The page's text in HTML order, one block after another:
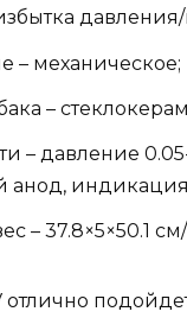
– механическое;
–
– давление
анод,
– 37.8×5×50.1 см/
отлично